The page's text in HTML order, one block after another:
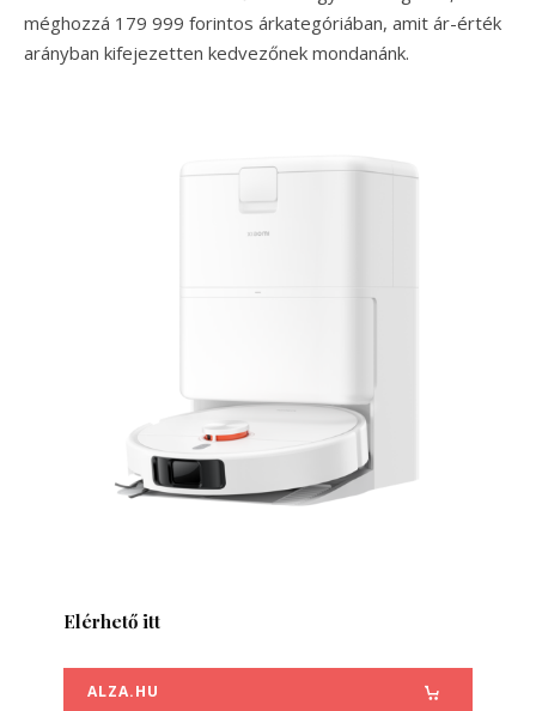
méghozzá 179 999 forintos árkategóriában, amit ár-érték
arányban kifejezetten kedvezőnek mondanánk.
Elérhető itt
ALZA.HU